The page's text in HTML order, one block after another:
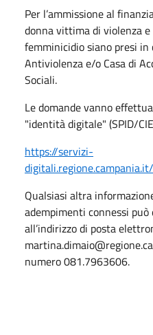
Per l’ammissione al
donna vittima di violenza
femminicidio siano presi in
Antiviolenza e/o Casa di
Sociali.
Le domande vanno
"identità digitale" (SPID/
https://servizi-
Qualsiasi altra
adempimenti connessi
all’indirizzo di posta
numero 081.7963606.